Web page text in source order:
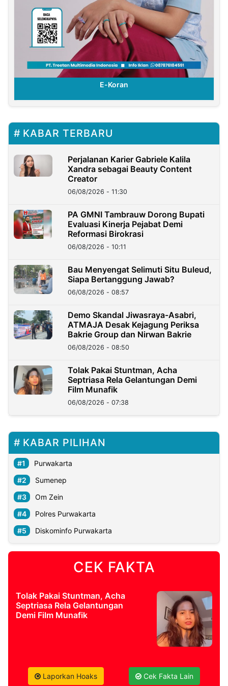
E-Koran
KABAR TERBARU
Perjalanan Karier Gabriele Kalila
Xandra sebagai Beauty Content
Creator
06/08/2026 - 11:30
PA GMNI Tambrauw Dorong Bupati
Evaluasi Kinerja Pejabat Demi
Reformasi Birokrasi
06/08/2026 - 10:11
Bau Menyengat Selimuti Situ Buleud,
Siapa Bertanggung Jawab?
06/08/2026 - 08:57
Demo Skandal Jiwasraya-Asabri,
ATMAJA Desak Kejagung Periksa
Bakrie Group dan Nirwan Bakrie
06/08/2026 - 08:50
Tolak Pakai Stuntman, Acha
Septriasa Rela Gelantungan Demi
Film Munafik
06/08/2026 - 07:38
KABAR PILIHAN
Purwakarta
Sumenep
Om Zein
Polres Purwakarta
Diskominfo Purwakarta
CEK FAKTA
Tolak Pakai Stuntman, Acha
Septriasa Rela Gelantungan
Demi Film Munafik
Laporkan Hoaks Cek Fakta Lain